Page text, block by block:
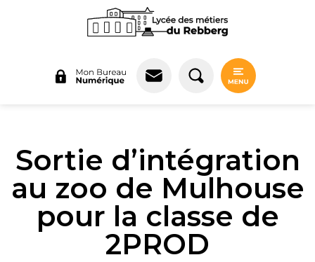
Sortie d’intégration
au zoo de Mulhouse
pour la classe de
2PROD
Panneau de gestion des cookies